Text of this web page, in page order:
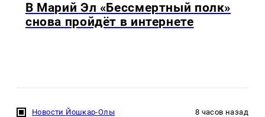
В Марий Эл «Бессмертный полк»
снова пройдёт в интернете
Новости Йошкар-Олы 8 часов назад